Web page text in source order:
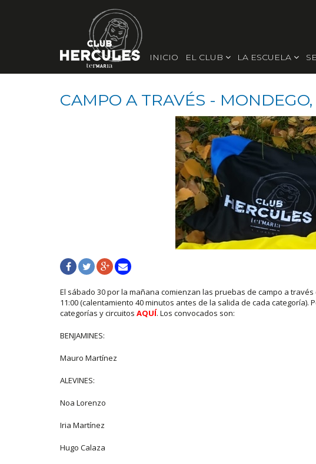
INICIO EL CLUB LA ESCUELA
CAMPO A TRAVÉS -
El sábado 30 por la mañana comienzan las pruebas de campo a
11:00 (calentamiento 40 minutos antes de la salida de cada
categorías y circuitos AQUÍ. Los convocados son:
BENJAMINES:
Mauro Martínez
ALEVINES:
Noa Lorenzo
Iria Martínez
Hugo Calaza